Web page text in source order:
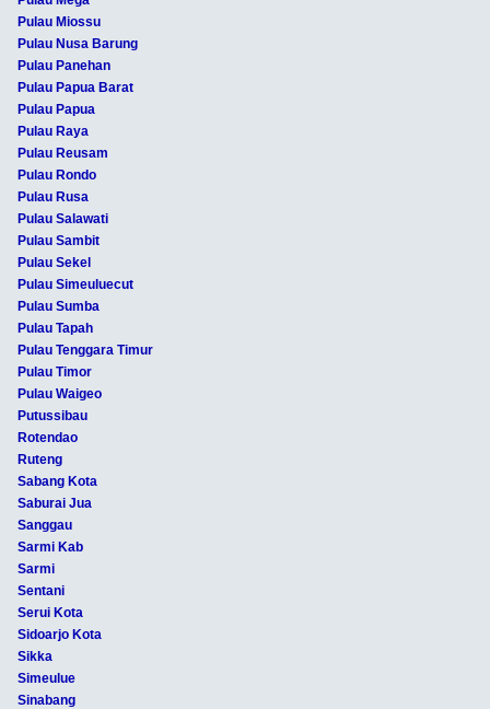
Pulau Miossu
Pulau Nusa Barung
Pulau Panehan
Pulau Papua Barat
Pulau Papua
Pulau Raya
Pulau Reusam
Pulau Rondo
Pulau Rusa
Pulau Salawati
Pulau Sambit
Pulau Sekel
Pulau Simeuluecut
Pulau Sumba
Pulau Tapah
Pulau Tenggara Timur
Pulau Timor
Pulau Waigeo
Putussibau
Rotendao
Ruteng
Sabang Kota
Saburai Jua
Sanggau
Sarmi Kab
Sarmi
Sentani
Serui Kota
Sidoarjo Kota
Sikka
Simeulue
Sinabang